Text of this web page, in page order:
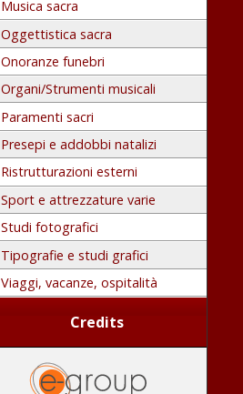
Musica sacra
Oggettistica sacra
Onoranze funebri
Organi/Strumenti musicali
Paramenti sacri
Presepi e addobbi natalizi
Ristrutturazioni esterni
Sport e attrezzature varie
Studi fotografici
Tipografie e studi grafici
Viaggi, vacanze, ospitalità
Credits